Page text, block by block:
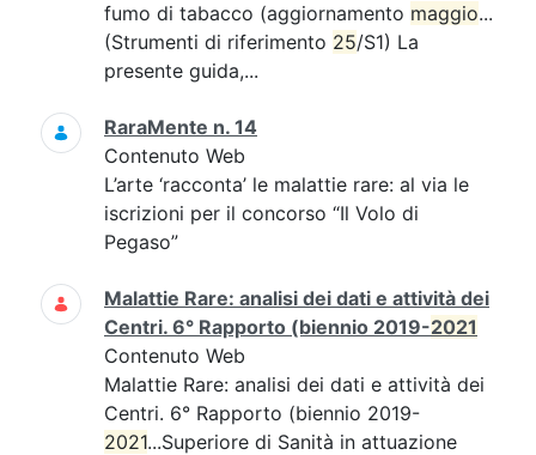
fumo di tabacco (aggiornamento maggio...
(Strumenti di riferimento 25/S1) La
presente guida,...
RaraMente n. 14
Contenuto Web
L’arte ‘racconta’ le malattie rare: al via le
iscrizioni per il concorso “Il Volo di
Pegaso”
Malattie Rare: analisi dei dati e attività dei
Centri. 6° Rapporto (biennio 2019-2021
Contenuto Web
Malattie Rare: analisi dei dati e attività dei
Centri. 6° Rapporto (biennio 2019-
2021...Superiore di Sanità in attuazione